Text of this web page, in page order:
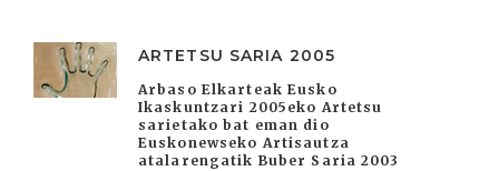
ARTETSU SARIA 2005
Arbaso Elkarteak Eusko
Ikaskuntzari 2005eko Artetsu
sarietako bat eman dio
Euskonewseko Artisautza
atalarengatik Buber Saria 2003